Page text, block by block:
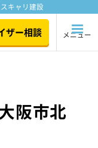
キャリ建設
ザー相談 メニュー
阪市北